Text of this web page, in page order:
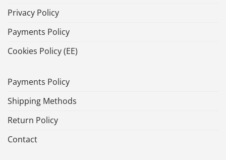
Privacy Policy
Payments Policy
Cookies Policy (ΕΕ)
Payments Policy
Shipping Methods
Return Policy
Contact